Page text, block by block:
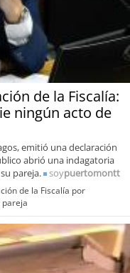
de la Fiscalía:
ningún acto de
emitió una declaración
abrió una indagatoria
pareja.
soypuertomontt
de la Fiscalía por
pareja